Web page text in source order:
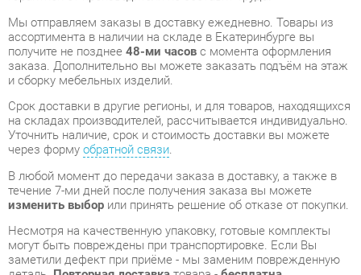
заказа. Дополнительно вы можете заказать подъём на этаж
и сборку мебельных изделий.
Срок доставки в другие регионы, и для товаров, находящихся
на складах производителей, рассчитывается индивидуально.
Уточнить наличие, срок и стоимость доставки вы можете
через формуобратной связи.
В любой момент до передачи заказа в доставку, а также в
течение 7-ми дней после получения заказа вы можете
изменить выборили принять решение об отказе от покупки.
могут быть повреждены при транспортировке. Если Вы
заметили дефект при приёме - мы заменим поврежденную
деталь.Повторная доставкатовара -бесплатна.
На всю мебель категории Готовые комплекты
распространяетсягарантия 1 год, а на некоторые модели – 2
года с момента приобретения.